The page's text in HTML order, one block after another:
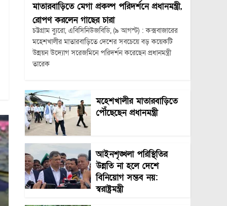
মাতারবাড়িতে মেগা প্রকল্প পরিদর্শনে প্রধানমন্ত্রী,
রোপণ করলেন গাছের চারা
চট্টগ্রাম ব্যুরো, এবিসিনিউজবিডি, (৯ আগস্ট) : কক্সবাজারের
মহেশখালীর মাতারবাড়িতে দেশের সবচেয়ে বড় কয়েকটি
উন্নয়ন উদ্যোগ সরেজমিনে পরিদর্শন করেছেন প্রধানমন্ত্রী
তারেক
মহেশখালীর মাতারবাড়িতে
পৌঁছেছেন প্রধানমন্ত্রী
আইনশৃঙ্খলা পরিস্থিতির
উন্নতি না হলে দেশে
বিনিয়োগ সম্ভব নয়:
স্বরাষ্ট্রমন্ত্রী